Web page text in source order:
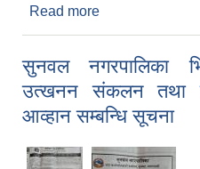
Read more
सुनवल नगरपालिका
उत्खनन संकलन तथा
आव्हान सम्बन्धि सूचना